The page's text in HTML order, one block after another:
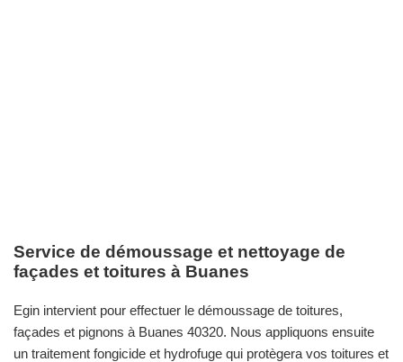
Service de démoussage et nettoyage de
façades et toitures à Buanes
Egin intervient pour effectuer le démoussage de toitures,
façades et pignons à Buanes 40320. Nous appliquons ensuite
un traitement fongicide et hydrofuge qui protègera vos toitures et